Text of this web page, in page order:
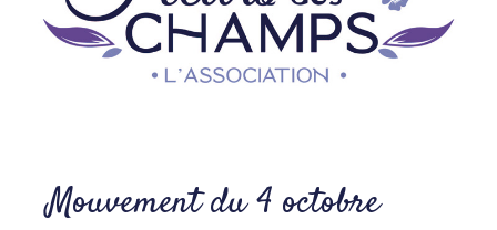
Mouvement du 4 octobre